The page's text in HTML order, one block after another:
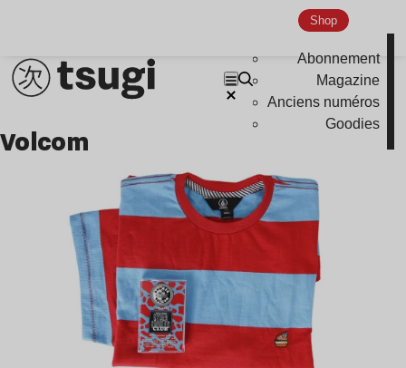
Shop
Abonnement
Magazine
Anciens numéros
Goodies
Volcom